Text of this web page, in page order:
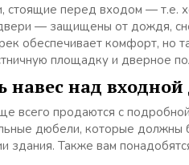
перед входом — т.е.
— защищены от дождя,
обеспечивает комфорт, но
площадку и дверное
навес над
всего продаются с
дюбели, которые должны
здания. Также вам